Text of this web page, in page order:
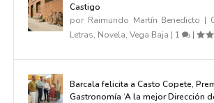
Castigo
por Raimundo Martín Benedicto |
Letras, Novela, Vega Baja | 1 |
Barcala felicita a Casto Copete,
Gastronomía ‘A la mejor Dirección